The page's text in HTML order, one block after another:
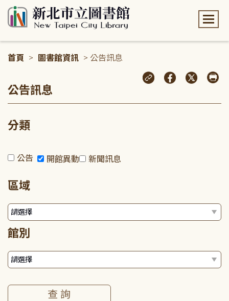
首頁 > 圖書館資訊 > 公告訊息
公告訊息
分類
公告 開館異動 新聞訊息
區域
館別